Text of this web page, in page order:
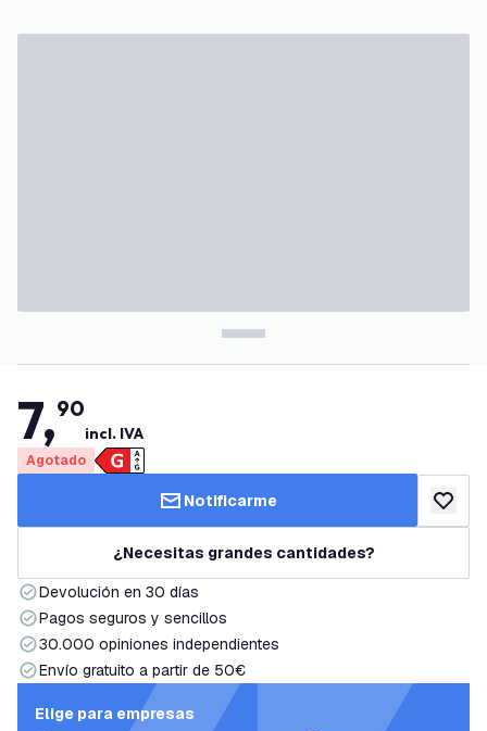
7,90
incl. IVA
Agotado
Notificarme añadir
¿Necesitas grandes cantidades?
Devolución en 30 días
Pagos seguros y sencillos
30.000 opiniones independientes
Envío gratuito a partir de 50€
Elige para empresas